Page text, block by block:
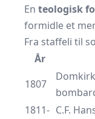
En teologisk
formidle et
Fra staffeli til
År
1807
1811- C.F.